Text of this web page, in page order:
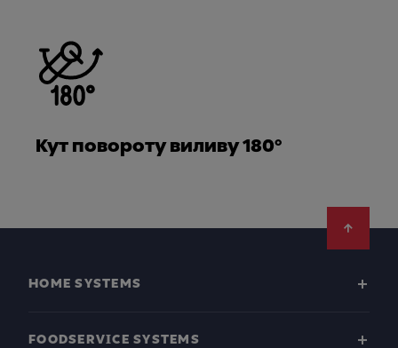
Кут повороту виливу 180°
HOME SYSTEMS
FOODSERVICE SYSTEMS